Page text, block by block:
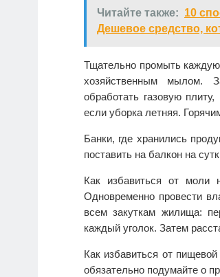
Читайте также: 10
Дешевое средство,
Тщательно промыть
хозяйственным мылом.
обработать газовую
если уборка летняя.
Банки, где хранились
поставить на балкон на
Как избавиться от моли
Одновременно провести
всем закуткам жилища:
каждый уголок. Затем
Как избавиться от
обязательно подумайте о